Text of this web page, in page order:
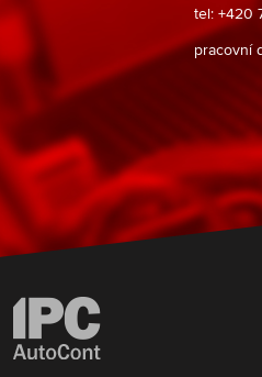
tel: +420
pracovní